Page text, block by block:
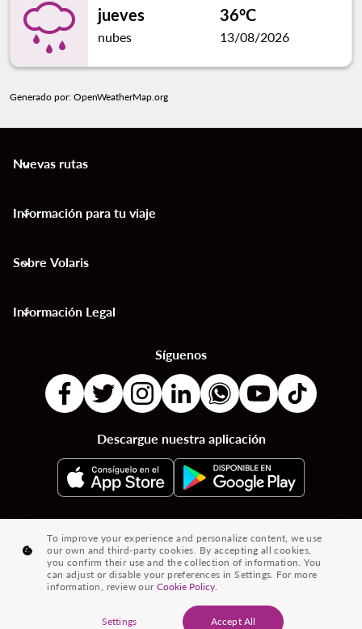
jueves
nubes
36°C
13/08/2026
Generado por: OpenWeatherMap.org
Nuevas rutas
keyboard_arrow_down
Información para tu viaje
keyboard_arrow_down
Sobre Volaris
keyboard_arrow_down
Información Legal
keyboard_arrow_down
Síguenos
Descargue nuestra aplicación
Destinos por Países | Destinos por Ciudades | Vuelos desde País a País
Vuelos de Ciudad a Ciudad | Vuelos de Países a Ciudades |
Vuelos desde Ciudades | Vuelos desde Países
® 2026 Volaris y su logotipo son marcas registradas de Volaris
To improve your experience and personalize content, we use
our own and third-party cookies. By accepting all cookies,
you confirm their use and the collection of information. You
can adjust or disable your preferences in Settings. For more
information, review ourCookie Policy.
Settings Accept All